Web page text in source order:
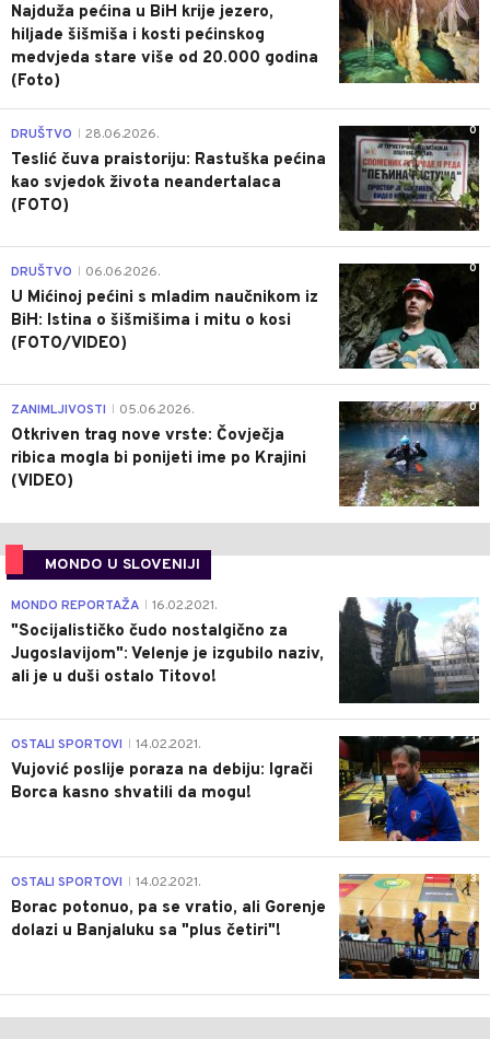
Najduža pećina u BiH krije jezero,
hiljade šišmiša i kosti pećinskog
medvjeda stare više od 20.000 godina
(Foto)
0
DRUŠTVO 28.06.2026.
Teslić čuva praistoriju: Rastuška pećina
kao svjedok života neandertalaca
(FOTO)
0
DRUŠTVO 06.06.2026.
U Mićinoj pećini s mladim naučnikom iz
BiH: Istina o šišmišima i mitu o kosi
(FOTO/VIDEO)
0
ZANIMLJIVOSTI 05.06.2026.
Otkriven trag nove vrste: Čovječja
ribica mogla bi ponijeti ime po Krajini
(VIDEO)
MONDO U SLOVENIJI
4
MONDO REPORTAŽA 16.02.2021.
"Socijalističko čudo nostalgično za
Jugoslavijom": Velenje je izgubilo naziv,
ali je u duši ostalo Titovo!
1
OSTALI SPORTOVI 14.02.2021.
Vujović poslije poraza na debiju: Igrači
Borca kasno shvatili da mogu!
3
OSTALI SPORTOVI 14.02.2021.
Borac potonuo, pa se vratio, ali Gorenje
dolazi u Banjaluku sa "plus četiri"!